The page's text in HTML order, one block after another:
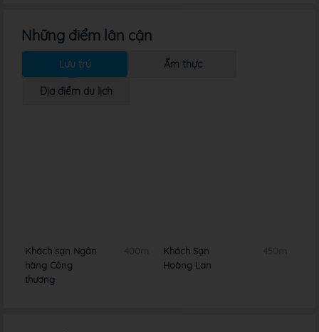
Những điểm lân cận
Lưu trú Ẩm thực
Địa điểm du lịch
Khách sạn Ngân
hàng Công
thương
Khách Sạn
Hoàng Lan